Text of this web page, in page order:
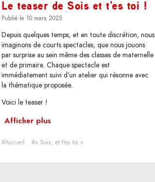
Le teaser de Sois et t'es toi !
Publié le 10 mars 2025
Depuis quelques temps, et en toute discrétion, nous
imaginons de courts spectacles, que nous jouons
par surprise au sein même des classes de maternelle
et de primaire. Chaque spectacle est
immédiatement suivi d’un atelier qui résonne avec
la thématique proposée.
Voici le teaser !
Afficher plus
#Accueil #« Sois, et t’es toi »